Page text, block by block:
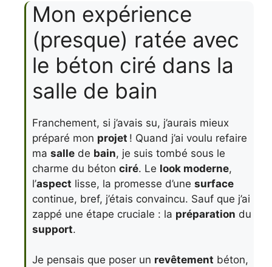
Mon expérience
(presque) ratée avec
le béton ciré dans la
salle de bain
Franchement, si j’avais su, j’aurais mieux
préparé mon projet ! Quand j’ai voulu refaire
ma salle de bain, je suis tombé sous le
charme du béton ciré. Le look moderne,
l’aspect lisse, la promesse d’une surface
continue, bref, j’étais convaincu. Sauf que j’ai
zappé une étape cruciale : la préparation du
support.
Je pensais que poser un revêtement béton,